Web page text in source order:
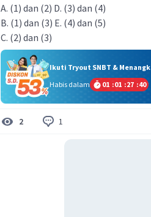
A. (1) dan (2) D. (3) dan (4)
B. (1) dan (3) E. (4) dan (5)
C. (2) dan (3)
Ikuti Tryout SNBT &
Habis dalam
01 :01 :27 :39
2 1